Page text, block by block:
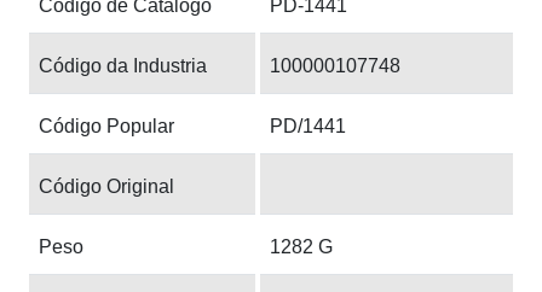
Código de Catálogo PD-1441
Código da Industria 100000107748
Código Popular PD/1441
Código Original
Peso 1282 G